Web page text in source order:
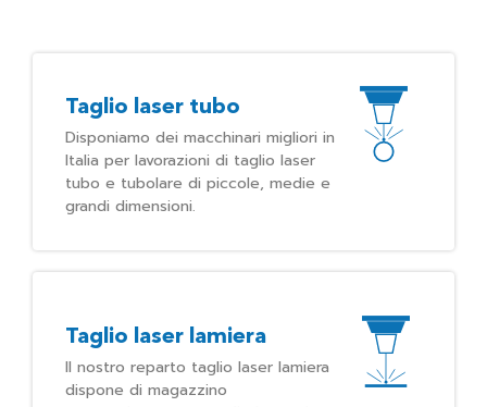
Taglio laser tubo
Disponiamo dei macchinari migliori in
Italia per lavorazioni di taglio laser
tubo e tubolare di piccole, medie e
grandi dimensioni.
Taglio laser lamiera
Il nostro reparto taglio laser lamiera
dispone di magazzino